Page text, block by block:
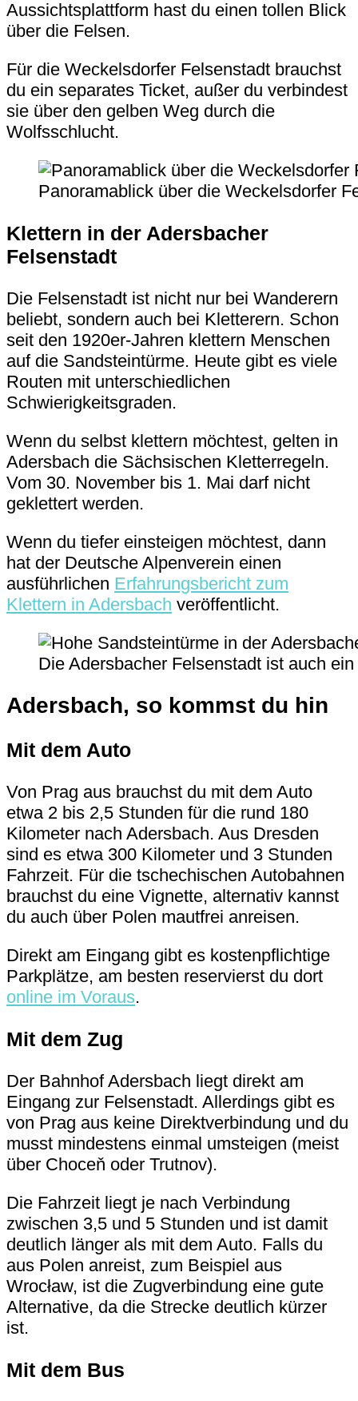
Aussichtsplattform hast du einen tollen Blick
über die Felsen.
Für die Weckelsdorfer Felsenstadt brauchst
du ein separates Ticket, außer du verbindest
sie über den gelben Weg durch die
Wolfsschlucht.
Panoramablick über die Weckelsdorfer
Klettern in der Adersbacher
Felsenstadt
Die Felsenstadt ist nicht nur bei Wanderern
beliebt, sondern auch bei Kletterern. Schon
seit den 1920er-Jahren klettern Menschen
auf die Sandsteintürme. Heute gibt es viele
Routen mit unterschiedlichen
Schwierigkeitsgraden.
Wenn du selbst klettern möchtest, gelten in
Adersbach die Sächsischen Kletterregeln.
Vom 30. November bis 1. Mai darf nicht
geklettert werden.
Wenn du tiefer einsteigen möchtest, dann
hat der Deutsche Alpenverein einen
ausführlichen Erfahrungsbericht zum
Klettern in Adersbach veröffentlicht.
Die Adersbacher Felsenstadt ist auch
Adersbach, so kommst du hin
Mit dem Auto
Von Prag aus brauchst du mit dem Auto
etwa 2 bis 2,5 Stunden für die rund 180
Kilometer nach Adersbach. Aus Dresden
sind es etwa 300 Kilometer und 3 Stunden
Fahrzeit. Für die tschechischen Autobahnen
brauchst du eine Vignette, alternativ kannst
du auch über Polen mautfrei anreisen.
Direkt am Eingang gibt es kostenpflichtige
Parkplätze, am besten reservierst du dort
online im Voraus.
Mit dem Zug
Der Bahnhof Adersbach liegt direkt am
Eingang zur Felsenstadt. Allerdings gibt es
von Prag aus keine Direktverbindung und du
musst mindestens einmal umsteigen (meist
über Choceň oder Trutnov).
Die Fahrzeit liegt je nach Verbindung
zwischen 3,5 und 5 Stunden und ist damit
deutlich länger als mit dem Auto. Falls du
aus Polen anreist, zum Beispiel aus
Wrocław, ist die Zugverbindung eine gute
Alternative, da die Strecke deutlich kürzer
ist.
Mit dem Bus